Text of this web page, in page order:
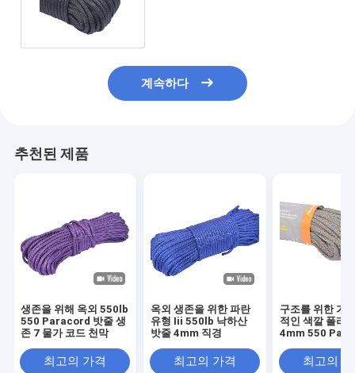
계속하다
추천된 제품
생존을 위해 옥외 550lb
550 Paracord 밧줄 생
존 7 물가 코드 천막
최고의 가격
옥외 생존을 위한 파란
유형 Iii 550lb 낙하산
밧줄 4mm 직경
최고의 가격
구조를 위한 가
적인 색깔 폴리
4mm 550
최고의